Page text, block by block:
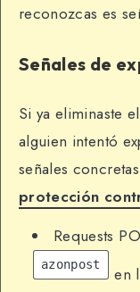
reconozcas es
Señales de
Si ya eliminaste
alguien intentó
señales
protección
Requests
azonpost
en